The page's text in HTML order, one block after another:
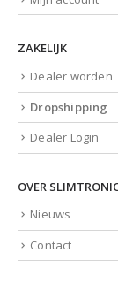
ZAKELIJK
Dealer worden
Dropshipping
Dealer Login
OVER
Nieuws
Contact